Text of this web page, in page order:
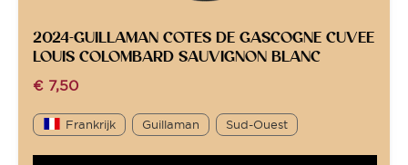
2024-GUILLAMAN COTES DE GASCOGNE CUVEE
LOUIS COLOMBARD SAUVIGNON BLANC
€ 7,50
Frankrijk Guillaman Sud-Ouest